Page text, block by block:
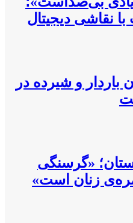
نقاشی دیجیتال
و شیرده در
«گرسنگی
زنان است»